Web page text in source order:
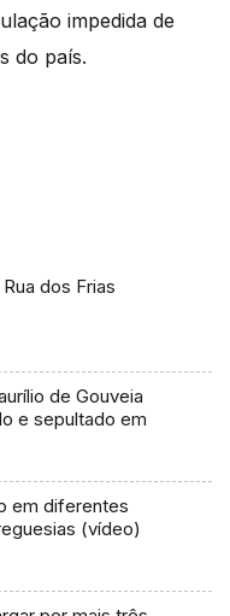
impedida de
do país.
dos Frias
de Gouveia
e sepultado em
em diferentes
(vídeo)